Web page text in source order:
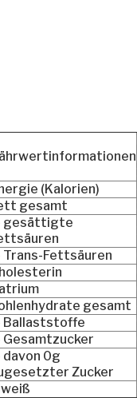
(Kalorien)
gesamt
gesättigte
Fettsäuren
gesamt
Ballaststoffe
0g
Zucker